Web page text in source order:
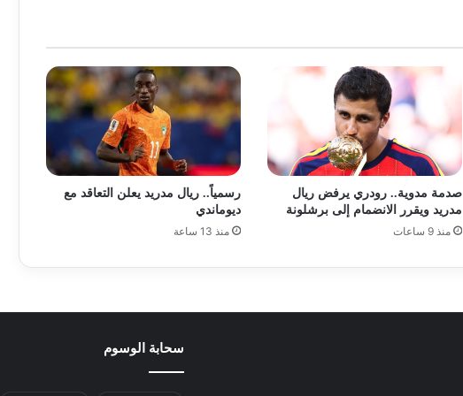
صدمة مدوية.. رودري يرفض ريال
مدريد ويقرر الانضمام إلى برشلونة
منذ 9 ساعات
رسمياً.. ريال مدريد يعلن التعاقد مع
ديوماندي
منذ 13 ساعة
سحابة الوسوم